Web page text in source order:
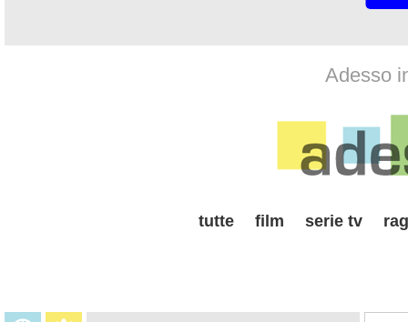
Adesso
tutte film serie tv